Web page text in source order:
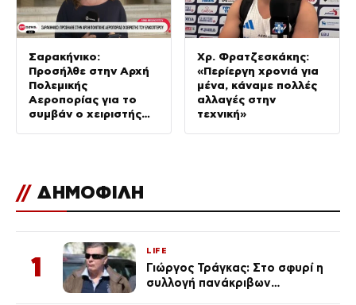
Σαρακήνικο:
Προσήλθε στην Αρχή
Πολεμικής
Αεροπορίας για το
συμβάν ο χειριστής
Χρ. Φρατζεσκάκης:
«Περίεργη χρονιά για
μένα, κάναμε πολλές
αλλαγές στην
τεχνική»
// ΔΗΜΟΦΙΛΗ
1
LIFE
Γιώργος Τράγκας: Στο σφυρί η
συλλογή πανάκριβων